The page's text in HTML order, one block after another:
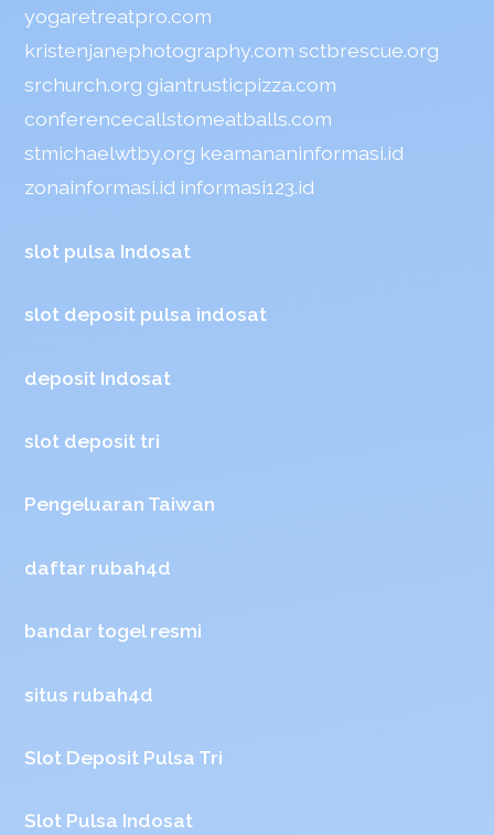
yogaretreatpro.com
kristenjanephotography.com sctbrescue.org
srchurch.org giantrusticpizza.com
conferencecallstomeatballs.com
stmichaelwtby.org keamananinformasi.id
zonainformasi.id informasi123.id
slot pulsa Indosat
slot deposit pulsa indosat
deposit Indosat
slot deposit tri
Pengeluaran Taiwan
daftar rubah4d
bandar togel resmi
situs rubah4d
Slot Deposit Pulsa Tri
Slot Pulsa Indosat